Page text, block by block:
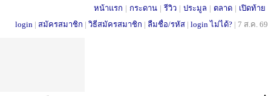
หน้าแรก | กระดาน | รีวิว | ประมูล | ตลาด | เปิดท้าย
login | สมัครสมาชิก | วิธีสมัครสมาชิก | ลืมชื่อ/รหัส | login ไม่ได้? | 7 ส.ค. 69